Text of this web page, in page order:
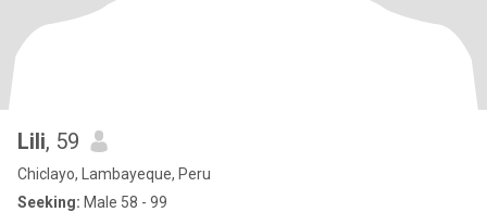
Lili, 59
Chiclayo, Lambayeque, Peru
Seeking: Male 58 - 99